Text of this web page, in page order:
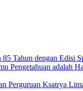
85 Tahun dengan Edisi
Pengetahuan adalah
Perguruan Ksatrya